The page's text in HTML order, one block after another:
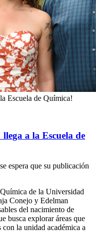
Escuela de Química!
a la Escuela de
espera que su publicación
de la Universidad
Conejo y Edelman
del nacimiento de
busca explorar áreas que
la unidad académica a